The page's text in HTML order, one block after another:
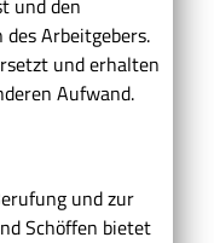
Arbeitgebers.
und erhalten
Aufwand.
und zur
Schöffen bietet